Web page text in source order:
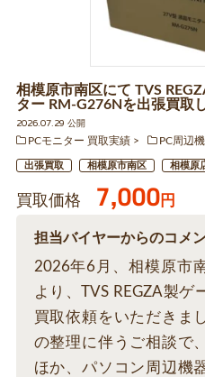
相模原市南区にて TVS
ター RM-G276Nを出張買取
2026.07.29 公開
PCモニター 買取実績
PC周辺
出張買取 相模原市南区 相模原
買取価格 7,000円
担当バイヤーからのコメ
2026年6月、相模原市
より、TVS REGZA製
買取依頼をいただきま
の整理に伴うご相談で
ほか、パソコン周辺機